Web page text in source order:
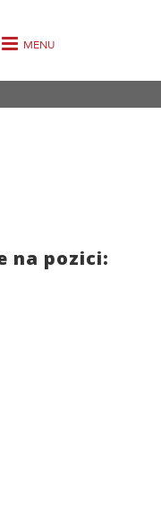
MENU
na pozici: